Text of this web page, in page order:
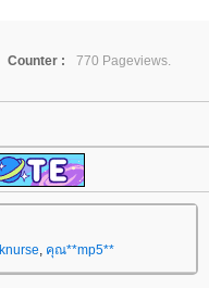
Counter :
770 Pageviews.
คุณ**mp5**